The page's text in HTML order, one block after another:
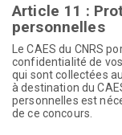
Article 11 :
personnelles
Le CAES du CNRS
confidentialité de
qui sont collectées
à destination du
personnelles est
de ce concours.